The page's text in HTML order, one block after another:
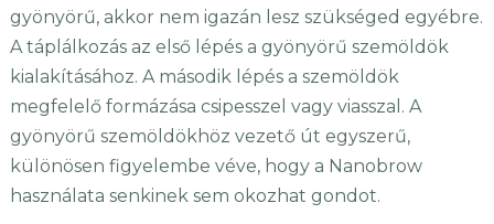
gyönyörű, akkor nem igazán lesz szükséged egyébre.
A táplálkozás az első lépés a gyönyörű szemöldök
kialakításához. A második lépés a szemöldök
megfelelő formázása csipesszel vagy viasszal. A
gyönyörű szemöldökhöz vezető út egyszerű,
különösen figyelembe véve, hogy a Nanobrow
használata senkinek sem okozhat gondot.